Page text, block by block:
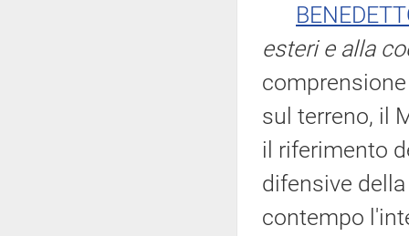
esteri e alla
sul terreno, il
il riferimento
difensive
contempo